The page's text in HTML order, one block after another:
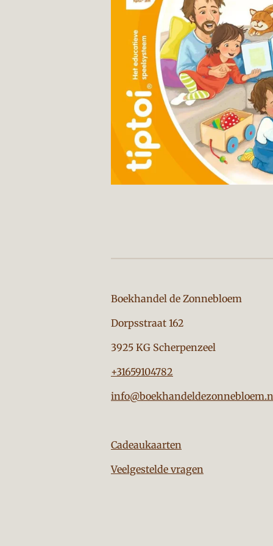
Boekhandel de
Dorpsstraat 162
3925 KG Scherpenzeel
+31659104782
Cadeaukaarten
Veelgestelde vragen